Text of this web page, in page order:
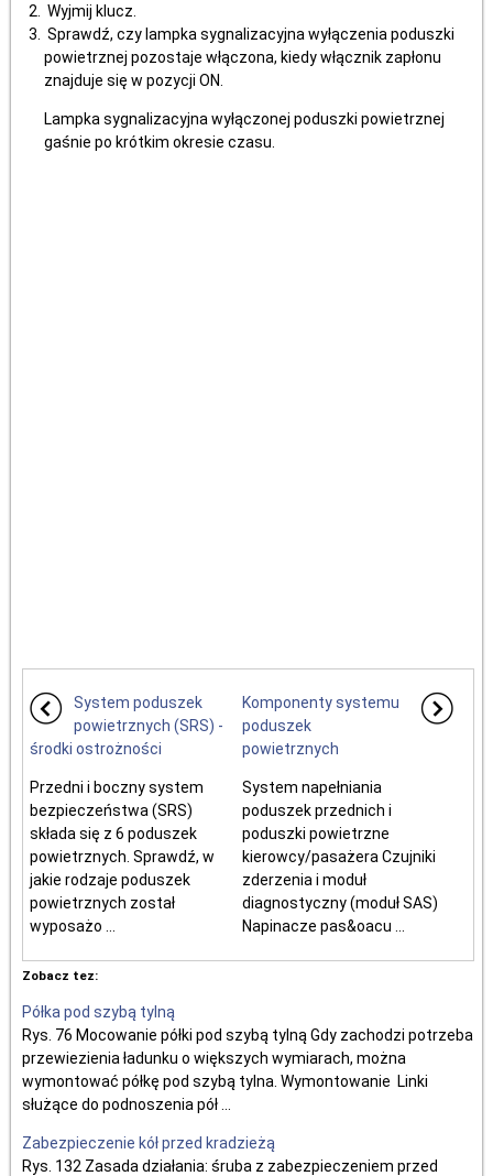
Wyjmij klucz.
Sprawdź, czy lampka sygnalizacyjna wyłączenia poduszki
powietrznej pozostaje włączona, kiedy włącznik zapłonu
znajduje się w pozycji ON.
Lampka sygnalizacyjna wyłączonej poduszki powietrznej
gaśnie po krótkim okresie czasu.
System poduszek
powietrznych (SRS) -
środki ostrożności
Przedni i boczny system
bezpieczeństwa (SRS)
składa się z 6 poduszek
powietrznych. Sprawdź, w
jakie rodzaje poduszek
powietrznych został
wyposażo ...
Komponenty systemu
poduszek
powietrznych
System napełniania
poduszek przednich i
poduszki powietrzne
kierowcy/pasażera Czujniki
zderzenia i moduł
diagnostyczny (moduł SAS)
Napinacze pas&oacu ...
Zobacz tez:
Półka pod szybą tylną
Rys. 76 Mocowanie półki pod szybą tylną Gdy zachodzi potrzeba
przewiezienia ładunku o większych wymiarach, można
wymontować półkę pod szybą tylna. Wymontowanie Linki
służące do podnoszenia pół ...
Zabezpieczenie kół przed kradzieżą
Rys. 132 Zasada działania: śruba z zabezpieczeniem przed